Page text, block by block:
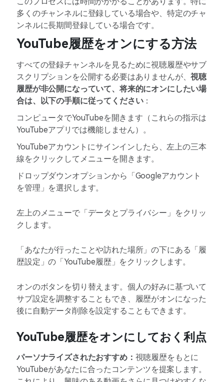
多くのチャンネルに登録している場合や、特定のチャ
ンネルに長期間登録している場合です。
YouTube履歴をオンにする方法
すべての登録チャンネルを見るために視聴履歴やサブ
スクリプションを公開する必要はありませんが、視聴
履歴が非公開になっていて、将来的にオンにしたい場
合は、以下の手順に従ってください：
コンピュータでYouTubeを開きます（これらの指示は
YouTubeアプリでは機能しません）。
YouTubeアカウントにサインインしたら、左上の三本
線をクリックしてメニューを開きます。
ドロップダウンオプションから「Googleアカウント
を管理」を選択します。
左上のメニューで「データとプライバシー」をクリッ
クします。
「あなたが行ったことや訪れた場所」の下にある「履
歴設定」の「YouTube履歴」をクリックします。
オンのボタンを切り替えます。個人の好みに基づいて
サブ設定を調整することもでき、履歴がオンになった
後に自動データ削除を設定することもできます。
YouTube履歴をオンにしておく利点
パーソナライズされたおすすめ： 視聴履歴をもとに
YouTubeがあなたに合ったコンテンツを提案します。